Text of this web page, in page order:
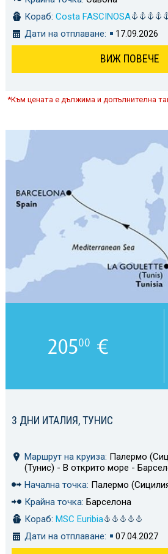
Кораб: Costa FASCINOSA
Дати на отплаване:
17.09.2026
ВИЖ ПОВЕЧЕ
*Към цената е дължима и допълнителна
3 ДНИ ИТАЛИЯ, ТУНИС
Маршрут на круиза: Палермо
(Тунис) - В открито море -
Начална точка: Палермо
Крайна точка: Барселона
Кораб: MSC Euribia
Дати на отплаване:
07.04.2027
20500 €